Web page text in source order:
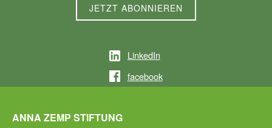
LinkedIn
facebook
ANNA ZEMP STIFTUNG